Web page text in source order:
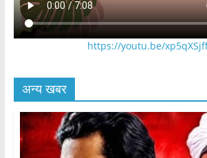
https://youtu.be/
अन्य खबर